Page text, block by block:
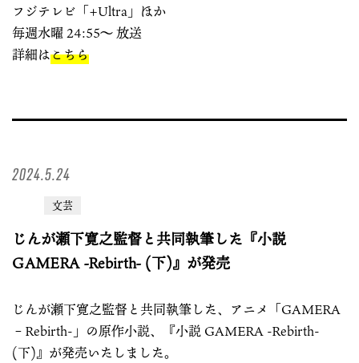
フジテレビ「+Ultra」ほか
毎週水曜 24:55〜 放送
詳細はこちら
2024.5.24
文芸
じんが瀬下寛之監督と共同執筆した『小説
GAMERA -Rebirth- (下)』が発売
じんが瀬下寛之監督と共同執筆した、アニメ「GAMERA
–Rebirth-」の原作小説、『小説 GAMERA -Rebirth-
(下)』が発売いたしました。